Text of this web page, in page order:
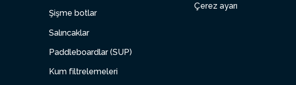
Şişme botlar
Salıncaklar
Paddleboardlar (SUP)
Kum filtrelemeleri
Çerez ayarı